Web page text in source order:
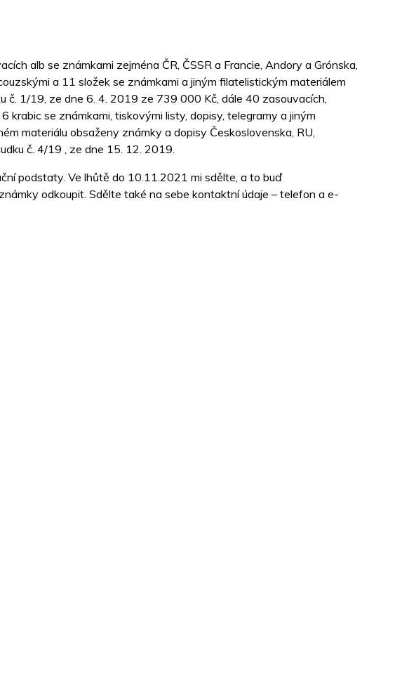
alb se známkami zejména ČR, ČSSR a Francie, Andory a Grónska,
a 11 složek se známkami a jiným filatelistickým materiálem
č. 1/19, ze dne 6. 4. 2019 ze 739 000 Kč, dále 40 zasouvacích,
se známkami, tiskovými listy, dopisy, telegramy a jiným
materiálu obsaženy známky a dopisy Československa, RU,
č. 4/19 , ze dne 15. 12. 2019.
podstaty. Ve lhůtě do 10.11.2021 mi sdělte, a to buď
odkoupit. Sdělte také na sebe kontaktní údaje – telefon a e-